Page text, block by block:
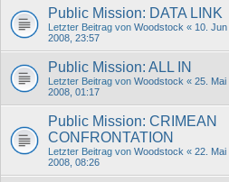
Public Mission: DATA LINK
Letzter Beitrag von Woodstock « 10. Jun
2008, 23:57
Public Mission: ALL IN
Letzter Beitrag von Woodstock « 25. Mai
2008, 01:17
Public Mission: CRIMEAN
CONFRONTATION
Letzter Beitrag von Woodstock « 22. Mai
2008, 08:26